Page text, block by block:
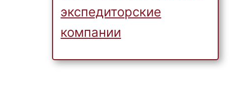
экспедиторские
компании